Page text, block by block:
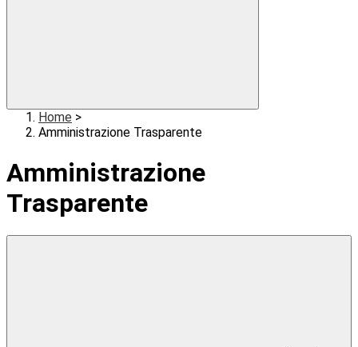
Home >
Amministrazione Trasparente
Amministrazione
Trasparente